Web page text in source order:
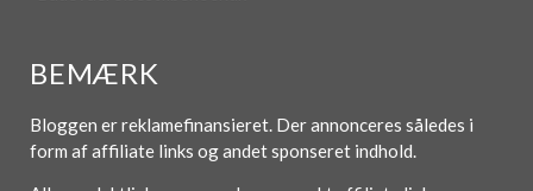
BEMÆRK
Bloggen er reklamefinansieret. Der annonceres således i
form af affiliate links og andet sponseret indhold.